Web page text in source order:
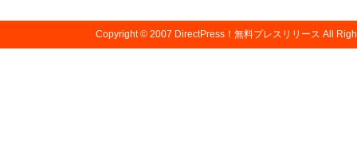
Copyright © 2007 DirectPress！無料プレスリリース All